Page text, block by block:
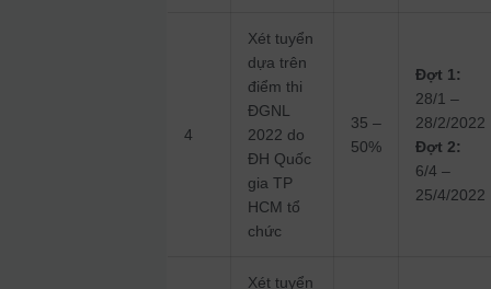
4
Xét tuyển
dựa trên
điểm thi
ĐGNL
2022 do
ĐH Quốc
gia TP
HCM tổ
chức
35 –
50%
Đợt 1:
28/1 –
28/2/2022
Đợt 2:
6/4 –
25/4/2022
Xét tuyển